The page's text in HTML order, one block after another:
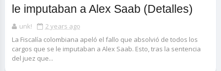
le imputaban a Alex Saab (Detalles)
unk!
2 years ago
La Fiscalía colombiana apeló el fallo que absolvió de todos los
cargos que se le imputaban a Alex Saab. Esto, tras la sentencia
del juez que...